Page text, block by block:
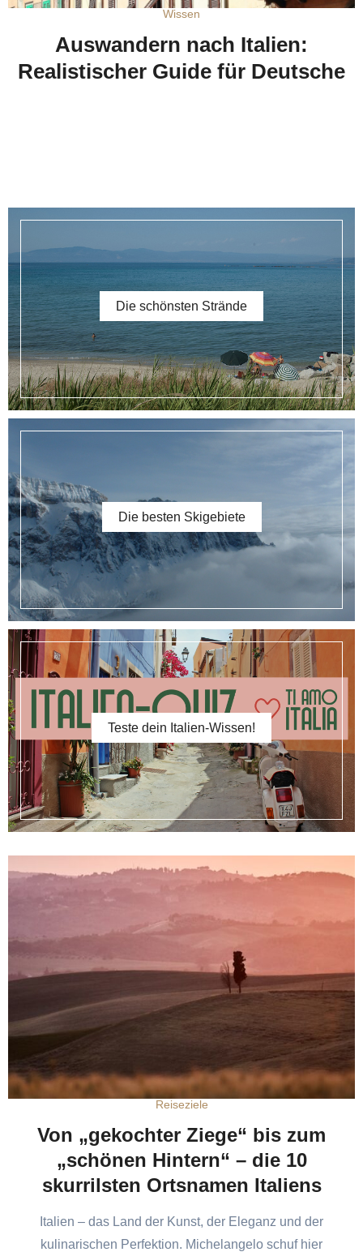
Film
„Vivaldi und ich“: Historisches
Musikdrama über Freiheit, Talent
Die schönsten Strände
Die besten Skigebiete
Teste dein Italien-Wissen!
Reiseziele
Von „gekochter Ziege“ bis zum
„schönen Hintern“ – die 10
skurrilsten Ortsnamen Italiens
Italien – das Land der Kunst, der Eleganz und der
kulinarischen Perfektion. Michelangelo schuf hier